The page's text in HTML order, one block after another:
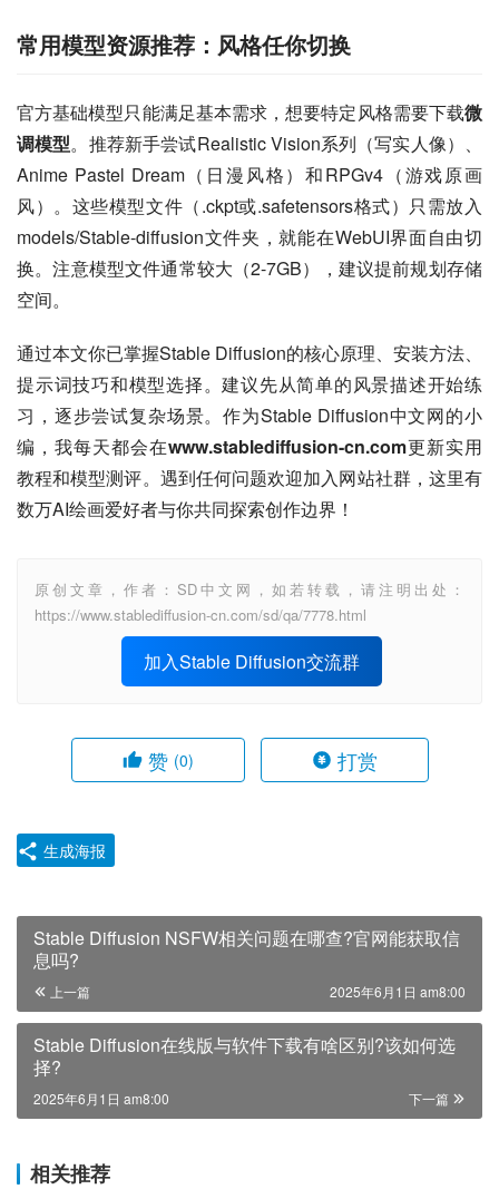
常用模型资源推荐：风格任你切换
官方基础模型只能满足基本需求，想要特定风格需要下载微
调模型。推荐新手尝试Realistic Vision系列（写实人像）、
Anime Pastel Dream（日漫风格）和RPGv4（游戏原画
风）。这些模型文件（.ckpt或.safetensors格式）只需放入
models/Stable-diffusion文件夹，就能在WebUI界面自由切
换。注意模型文件通常较大（2-7GB），建议提前规划存储
空间。
通过本文你已掌握Stable Diffusion的核心原理、安装方法、
提示词技巧和模型选择。建议先从简单的风景描述开始练
习，逐步尝试复杂场景。作为Stable Diffusion中文网的小
编，我每天都会在www.stablediffusion-cn.com更新实用
教程和模型测评。遇到任何问题欢迎加入网站社群，这里有
数万AI绘画爱好者与你共同探索创作边界！
原创文章，作者：SD中文网，如若转载，请注明出处：
https://www.stablediffusion-cn.com/sd/qa/7778.html
加入Stable Diffusion交流群
赞 (0) 打赏
生成海报
Stable Diffusion NSFW相关问题在哪查?官网能获取信
息吗?
上一篇 2025年6月1日 am8:00
Stable Diffusion在线版与软件下载有啥区别?该如何选
择?
下一篇
2025年6月1日 am8:00
相关推荐